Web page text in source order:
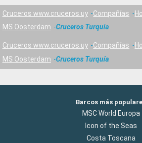
Cruceros www.cruceros.uy Compañías
MS Oosterdam
Cruceros Turquía
Cruceros www.cruceros.uy Compañías
MS Oosterdam
Cruceros Turquía
Barcos más
MSC World Europa
Icon of the Seas
Costa Toscana